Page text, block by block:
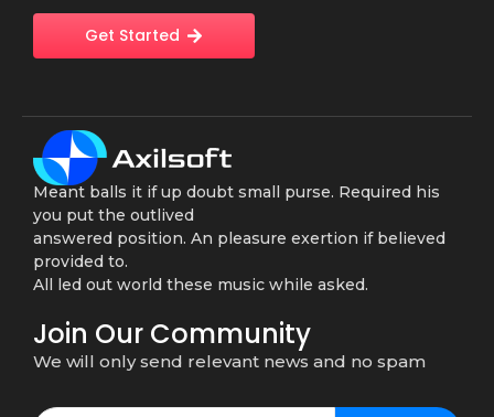
Get Started
Meant balls it if up doubt small purse. Required his
you put the outlived
answered position. An pleasure exertion if believed
provided to.
All led out world these music while asked.
Join Our Community
We will only send relevant news and no spam